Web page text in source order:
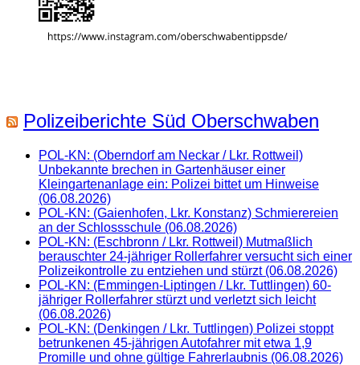
Polizeiberichte Süd Oberschwaben
POL-KN: (Oberndorf am Neckar / Lkr. Rottweil)
Unbekannte brechen in Gartenhäuser einer
Kleingartenanlage ein: Polizei bittet um Hinweise
(06.08.2026)
POL-KN: (Gaienhofen, Lkr. Konstanz) Schmierereien
an der Schlossschule (06.08.2026)
POL-KN: (Eschbronn / Lkr. Rottweil) Mutmaßlich
berauschter 24-jähriger Rollerfahrer versucht sich einer
Polizeikontrolle zu entziehen und stürzt (06.08.2026)
POL-KN: (Emmingen-Liptingen / Lkr. Tuttlingen) 60-
jähriger Rollerfahrer stürzt und verletzt sich leicht
(06.08.2026)
POL-KN: (Denkingen / Lkr. Tuttlingen) Polizei stoppt
betrunkenen 45-jährigen Autofahrer mit etwa 1,9
Promille und ohne gültige Fahrerlaubnis (06.08.2026)